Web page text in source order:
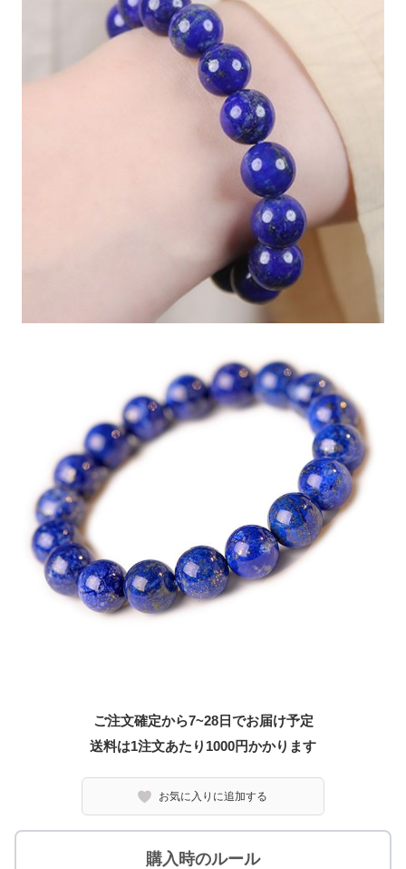
ご注文確定から7~28日でお届け予定
送料は1注文あたり 1000円かかります
お気に入りに追加する
購入時のルール